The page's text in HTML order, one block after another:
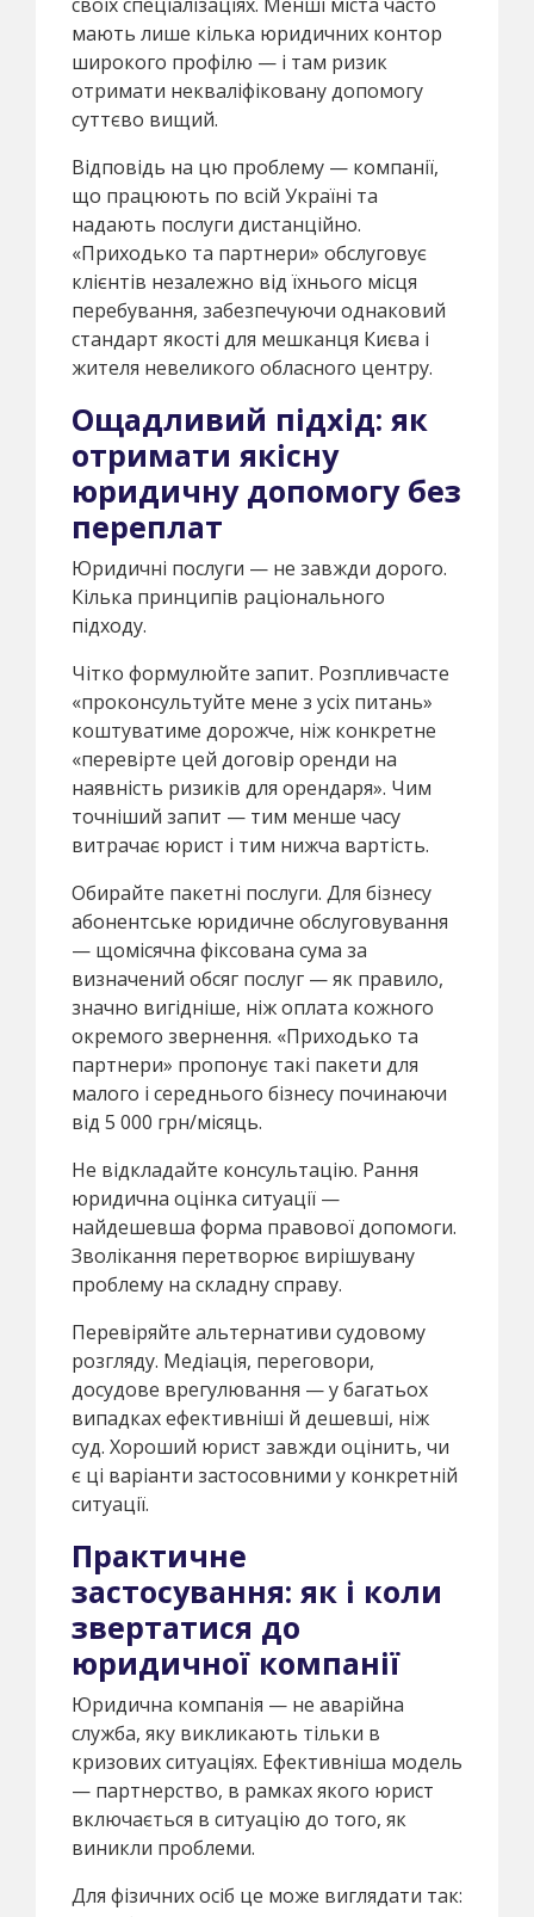
мають лише кілька юридичних контор
широкого профілю — і там ризик
отримати некваліфіковану допомогу
суттєво вищий.
Відповідь на цю проблему — компанії,
що працюють по всій Україні та
надають послуги дистанційно.
«Приходько та партнери» обслуговує
клієнтів незалежно від їхнього місця
перебування, забезпечуючи однаковий
стандарт якості для мешканця Києва і
жителя невеликого обласного центру.
Ощадливий підхід: як
отримати якісну
юридичну допомогу без
переплат
Юридичні послуги — не завжди дорого.
Кілька принципів раціонального
підходу.
Чітко формулюйте запит. Розпливчасте
«проконсультуйте мене з усіх питань»
коштуватиме дорожче, ніж конкретне
«перевірте цей договір оренди на
наявність ризиків для орендаря». Чим
точніший запит — тим менше часу
витрачає юрист і тим нижча вартість.
Обирайте пакетні послуги. Для бізнесу
абонентське юридичне обслуговування
— щомісячна фіксована сума за
визначений обсяг послуг — як правило,
значно вигідніше, ніж оплата кожного
окремого звернення. «Приходько та
партнери» пропонує такі пакети для
малого і середнього бізнесу починаючи
від 5 000 грн/місяць.
Не відкладайте консультацію. Рання
юридична оцінка ситуації —
найдешевша форма правової допомоги.
Зволікання перетворює вирішувану
проблему на складну справу.
Перевіряйте альтернативи судовому
розгляду. Медіація, переговори,
досудове врегулювання — у багатьох
випадках ефективніші й дешевші, ніж
суд. Хороший юрист завжди оцінить, чи
є ці варіанти застосовними у конкретній
ситуації.
Практичне
застосування: як і коли
звертатися до
юридичної компанії
Юридична компанія — не аварійна
служба, яку викликають тільки в
кризових ситуаціях. Ефективніша модель
— партнерство, в рамках якого юрист
включається в ситуацію до того, як
виникли проблеми.
Для фізичних осіб це може виглядати так: